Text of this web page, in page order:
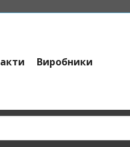
Виробники